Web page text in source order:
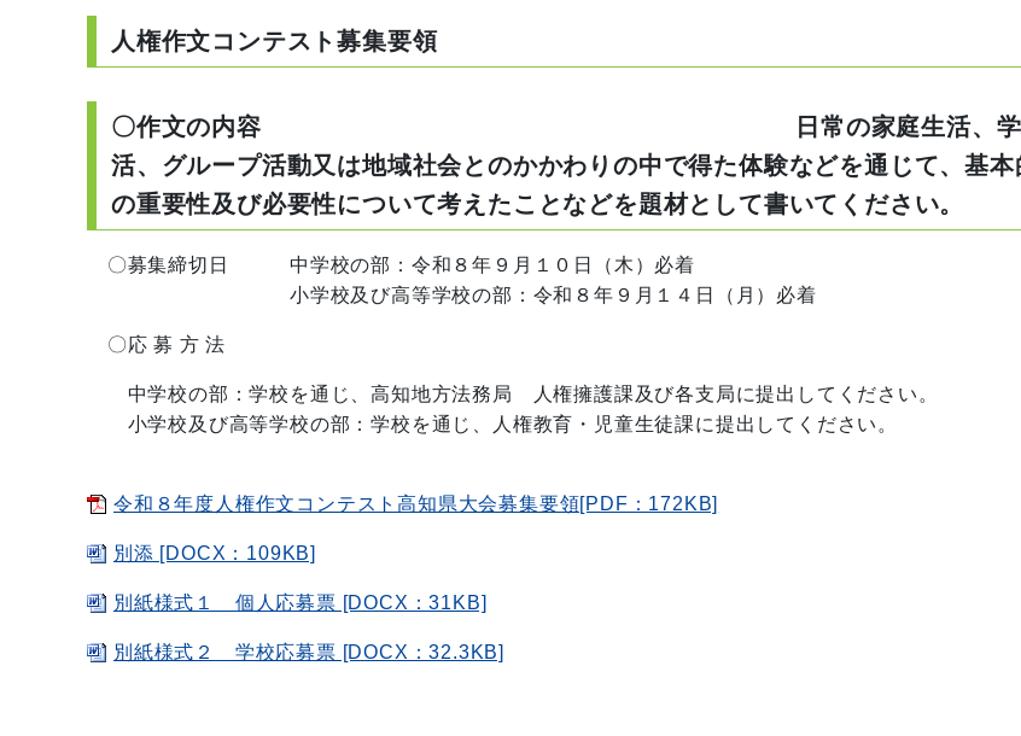
人権作文コンテスト募集要領
〇作文の内容 日常の家庭生活、学校
活、グループ活動又は地域社会とのかかわりの中で得た体験などを通じて、基本
の重要性及び必要性について考えたことなどを題材として書いてください。
〇募集締切日 中学校の部：令和８年９月１０日（木）必着
小学校及び高等学校の部：令和８年９月１４日（月）必着
〇応 募 方 法
中学校の部：学校を通じ、高知地方法務局 人権擁護課及び各支局に提出してください。
小学校及び高等学校の部：学校を通じ、人権教育・児童生徒課に提出してください。
令和８年度人権作文コンテスト高知県大会募集要領[PDF：172KB]
別添 [DOCX：109KB]
別紙様式１ 個人応募票 [DOCX：31KB]
別紙様式２ 学校応募票 [DOCX：32.3KB]